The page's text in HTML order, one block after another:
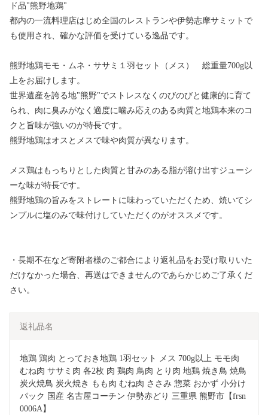
ド品"熊野地鶏"
都内の一流料理店はじめ全国のレストランや伊勢志摩サミットで
も使用され、確かな評価を受けている逸品です。
熊野地鶏モモ・ムネ・ササミ１羽セット（メス） 総重量700g以
上をお届けします。
世界遺産を誇る地"熊野"でストレスなくのびのびと健康的に育て
られ、肉に臭みがなく適度に噛み応えのある肉質と地鶏本来のコ
クと旨味が強いのが特長です。
熊野地鶏はオスとメスで味や肉質が異なります。
メス鶏はもっちりとした肉質と甘みのある脂が溶け出すジューシ
ーな味が特長です。
熊野地鶏の旨みをストレートに味わっていただくため、焼いてシ
ンプルに塩のみで味付けしていただくのがオススメです。
・長期不在など寄附者様のご都合により返礼品をお受け取りいた
だけなかった場合、再送はできませんのであらかじめご了承くだ
さい。
返礼品名
地鶏 鶏肉 とっておき地鶏 1羽セット メス 700g以上 モモ肉
むね肉 ササミ肉 各2枚 肉 鶏肉 鳥肉 とり肉 地鶏 焼き鳥 焼鳥
炭火焼鳥 炭火焼き もも肉 むね肉 ささみ 惣菜 おかず 小分け
パック 国産 名古屋コーチン 伊勢赤どり 三重県 熊野市【frsn
0006A】